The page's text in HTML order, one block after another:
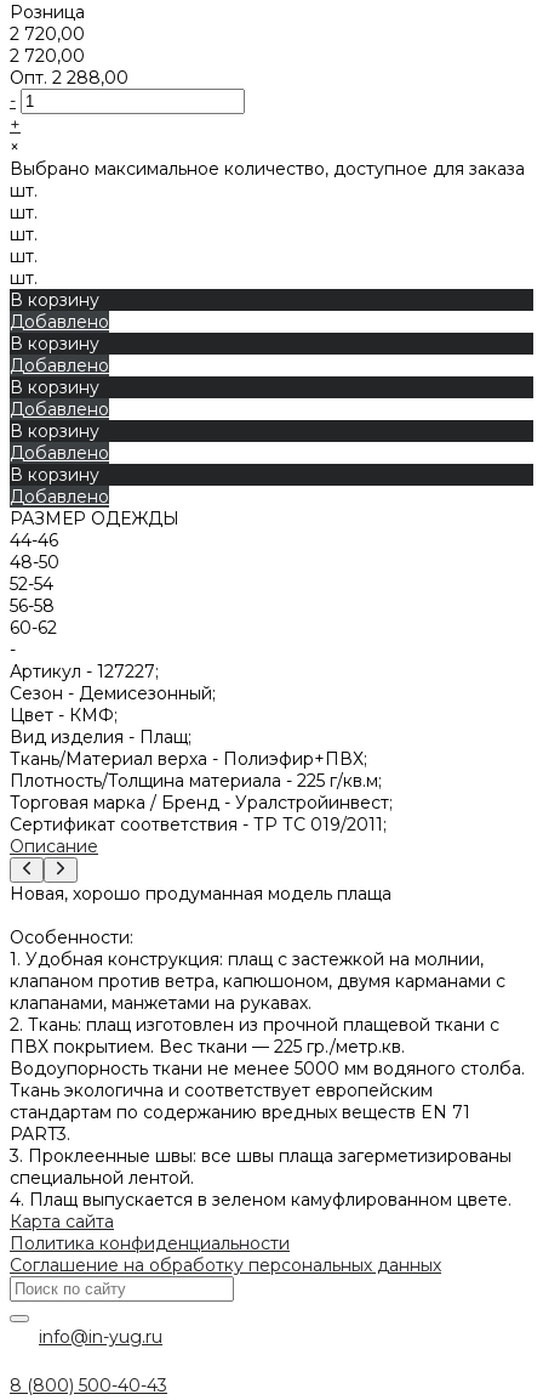
Розница
2 720,00
2 720,00
Опт. 2 288,00
-
+
×
Выбрано максимальное количество, доступное для заказа
шт.
шт.
шт.
шт.
шт.
В корзину
Добавлено
В корзину
Добавлено
В корзину
Добавлено
В корзину
Добавлено
В корзину
Добавлено
РАЗМЕР ОДЕЖДЫ
44-46
48-50
52-54
56-58
60-62
-
Артикул - 127227;
Сезон - Демисезонный;
Цвет - КМФ;
Вид изделия - Плащ;
Ткань/Материал верха - Полиэфир+ПВХ;
Плотность/Толщина материала - 225 г/кв.м;
Торговая марка / Бренд - Уралстройинвест;
Сертификат соответствия - ТР ТС 019/2011;
Описание
Новая, хорошо продуманная модель плаща
Особенности:
1. Удобная конструкция: плащ с застежкой на молнии,
клапаном против ветра, капюшоном, двумя карманами с
клапанами, манжетами на рукавах.
2. Ткань: плащ изготовлен из прочной плащевой ткани с
ПВХ покрытием. Вес ткани — 225 гр./метр.кв.
Водоупорность ткани не менее 5000 мм водяного столба.
Ткань экологична и соответствует европейским
стандартам по содержанию вредных веществ EN 71
PART3.
3. Проклеенные швы: все швы плаща загерметизированы
специальной лентой.
4. Плащ выпускается в зеленом камуфлированном цвете.
Карта сайта
Политика конфиденциальности
Соглашение на обработку персональных данных
info@in-yug.ru
8 (800) 500-40-43